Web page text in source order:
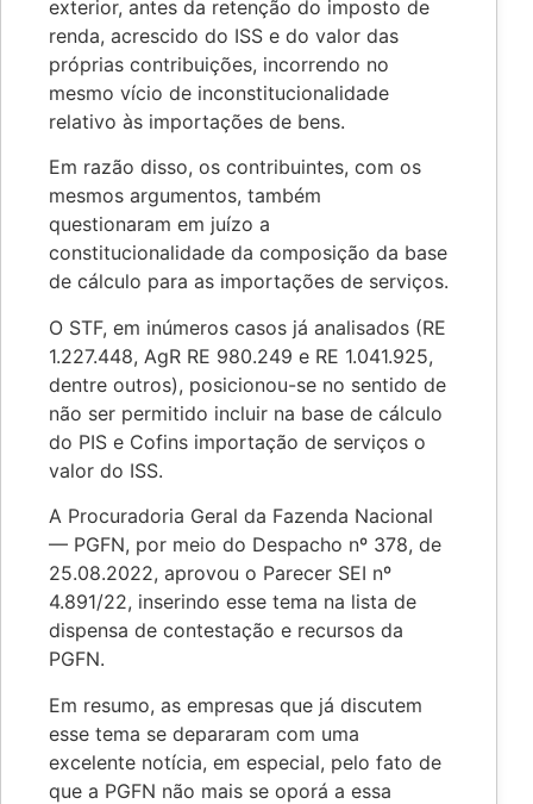
exterior, antes da retenção do imposto de
renda, acrescido do ISS e do valor das
próprias contribuições, incorrendo no
mesmo vício de inconstitucionalidade
relativo às importações de bens.
Em razão disso, os contribuintes, com os
mesmos argumentos, também
questionaram em juízo a
constitucionalidade da composição da base
de cálculo para as importações de serviços.
O STF, em inúmeros casos já analisados (RE
1.227.448, AgR RE 980.249 e RE 1.041.925,
dentre outros), posicionou-se no sentido de
não ser permitido incluir na base de cálculo
do PIS e Cofins importação de serviços o
valor do ISS.
A Procuradoria Geral da Fazenda Nacional
— PGFN, por meio do Despacho nº 378, de
25.08.2022, aprovou o Parecer SEI nº
4.891/22, inserindo esse tema na lista de
dispensa de contestação e recursos da
PGFN.
Em resumo, as empresas que já discutem
esse tema se depararam com uma
excelente notícia, em especial, pelo fato de
que a PGFN não mais se oporá a essa